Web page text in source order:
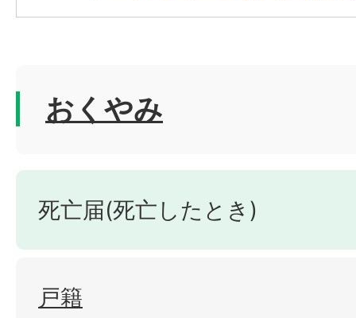
おくやみ
死亡届(死亡したとき)
戸籍